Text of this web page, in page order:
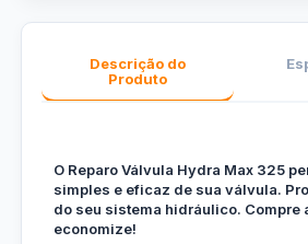
Descrição do
Produto
O Reparo Válvula Hydra Max 325
simples e eficaz de sua válvula.
do seu sistema hidráulico. Compre
economize!